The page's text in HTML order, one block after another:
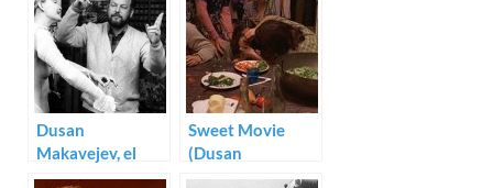
Dusan
Makavejev, el
entrañable sátiro
Sweet Movie
(Dusan
Makavejev)